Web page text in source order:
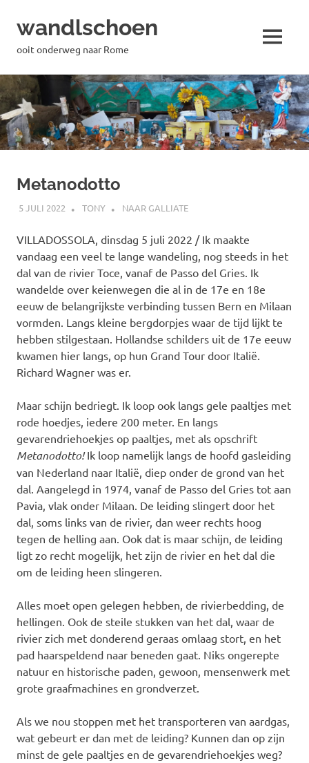
Naar
de
inhoud
springen
wandlschoen
ooit onderweg naar Rome MENU
Metanodotto
5 JULI 2022 TONY NAAR GALLIATE
VILLADOSSOLA, dinsdag 5 juli 2022 / Ik maakte
vandaag een veel te lange wandeling, nog steeds in het
dal van de rivier Toce, vanaf de Passo del Gries. Ik
wandelde over keienwegen die al in de 17e en 18e
eeuw de belangrijkste verbinding tussen Bern en Milaan
vormden. Langs kleine bergdorpjes waar de tijd lijkt te
hebben stilgestaan. Hollandse schilders uit de 17e eeuw
kwamen hier langs, op hun Grand Tour door Italië.
Richard Wagner was er.
Maar schijn bedriegt. Ik loop ook langs gele paaltjes met
rode hoedjes, iedere 200 meter. En langs
gevarendriehoekjes op paaltjes, met als opschrift
Metanodotto!Ik loop namelijk langs de hoofd gasleiding
van Nederland naar Italië, diep onder de grond van het
dal. Aangelegd in 1974, vanaf de Passo del Gries tot aan
Pavia, vlak onder Milaan. De leiding slingert door het
dal, soms links van de rivier, dan weer rechts hoog
tegen de helling aan. Ook dat is maar schijn, de leiding
ligt zo recht mogelijk, het zijn de rivier en het dal die
om de leiding heen slingeren.
Alles moet open gelegen hebben, de rivierbedding, de
hellingen. Ook de steile stukken van het dal, waar de
rivier zich met donderend geraas omlaag stort, en het
pad haarspeldend naar beneden gaat. Niks ongerepte
natuur en historische paden, gewoon, mensenwerk met
grote graafmachines en grondverzet.
Als we nou stoppen met het transporteren van aardgas,
wat gebeurt er dan met de leiding? Kunnen dan op zijn
minst de gele paaltjes en de gevarendriehoekjes weg?